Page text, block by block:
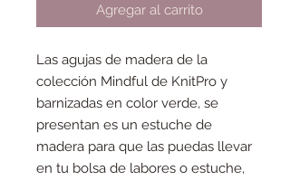
Agregar al carrito
Las agujas de madera de la
colección Mindful de KnitPro y
barnizadas en color verde, se
presentan es un estuche de
madera para que las puedas llevar
en tu bolsa de labores o estuche,